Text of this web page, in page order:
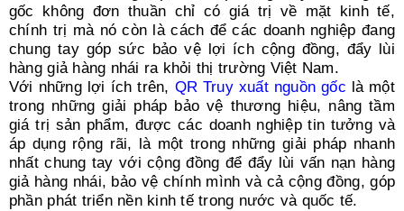
gốc không đơn thuần chỉ có giá trị về mặt kinh tế,
chính trị mà nó còn là cách để các doanh nghiệp đang
chung tay góp sức bảo vệ lợi ích cộng đồng, đẩy lùi
hàng giả hàng nhái ra khỏi thị trường Việt Nam.
Với những lợi ích trên, QR Truy xuất nguồn gốc là một
trong những giải pháp bảo vệ thương hiệu, nâng tầm
giá trị sản phẩm, được các doanh nghiệp tin tưởng và
áp dụng rộng rãi, là một trong những giải pháp nhanh
nhất chung tay với cộng đồng để đẩy lùi vấn nạn hàng
giả hàng nhái, bảo vệ chính mình và cả cộng đồng, góp
phần phát triển nền kinh tế trong nước và quốc tế.